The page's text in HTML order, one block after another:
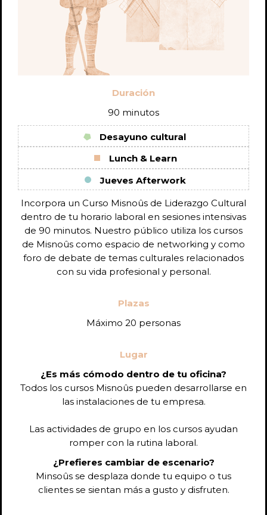
Duración
90 minutos
Desayuno cultural
Lunch & Learn
Jueves Afterwork
Incorpora un Curso Misnoûs de Liderazgo Cultural
dentro de tu horario laboral en sesiones intensivas
de 90 minutos. Nuestro público utiliza los cursos
de Misnoûs como espacio de networking y como
foro de debate de temas culturales relacionados
con su vida profesional y personal.
Plazas
Máximo 20 personas
Lugar
¿Es más cómodo dentro de tu oficina?
Todos los cursos Misnoûs pueden desarrollarse en
las instalaciones de tu empresa.
Las actividades de grupo en los cursos ayudan
romper con la rutina laboral.
¿Prefieres cambiar de escenario?
Minsoûs se desplaza donde tu equipo o tus
clientes se sientan más a gusto y disfruten.